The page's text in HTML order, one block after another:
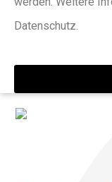
Datenschutz.